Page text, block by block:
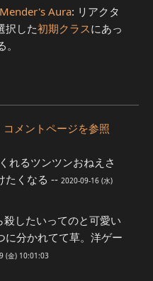
Mender's Aura: リアクタ
択した初期クラスにあっ
コメントページを参照
れるツンツンおねえさ
たくなる -- 2020-09-16 (水)
したいってのと可愛い
に分かれてて草。洋ゲー
(金) 10:01:03